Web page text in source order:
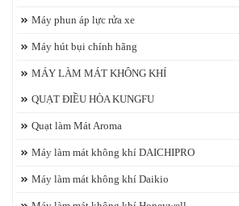
Máy phun áp lực rửa xe
Máy hút bụi chính hãng
MÁY LÀM MÁT KHÔNG KHÍ
QUẠT ĐIỀU HÒA KUNGFU
Quạt làm Mát Aroma
Máy làm mát không khí DAICHIPRO
Máy làm mát không khí Daikio